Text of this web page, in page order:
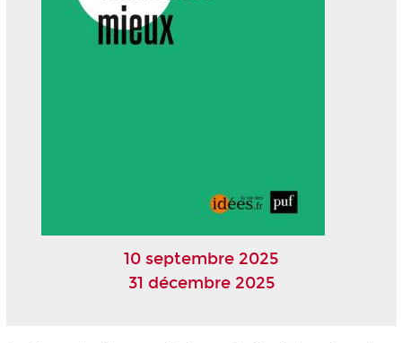
10 septembre 2025
31 décembre 2025